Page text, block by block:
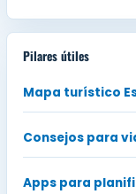
Pilares útiles
Mapa turístico
Consejos para
Apps para